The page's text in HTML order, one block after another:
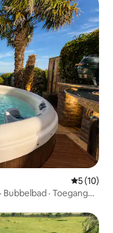
5 (10)
· Toegang